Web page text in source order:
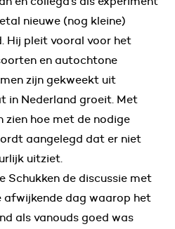
nieuwe (nog kleine)
Hij pleit vooral voor het
en autochtone
zijn gekweekt uit
in Nederland groeit. Met
zien hoe met de nodige
aangelegd dat er niet
uitziet.
Schukken de discussie met
afwijkende dag waarop het
als vanouds goed was